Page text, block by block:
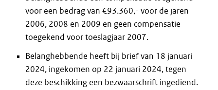
voor een bedrag van €93.360,- voor de jaren
2006, 2008 en 2009 en geen compensatie
toegekend voor toeslagjaar 2007.
Belanghebbende heeft bij brief van 18 januari
2024, ingekomen op 22 januari 2024, tegen
deze beschikking een bezwaarschrift ingediend.